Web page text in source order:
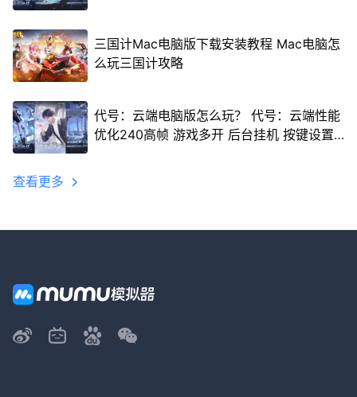
三国计Mac电脑版下载安装教程 Mac电脑怎
么玩三国计攻略
代号：云端电脑版怎么玩？ 代号：云端性能
优化240高帧 游戏多开 后台挂机 按键设置
查看更多